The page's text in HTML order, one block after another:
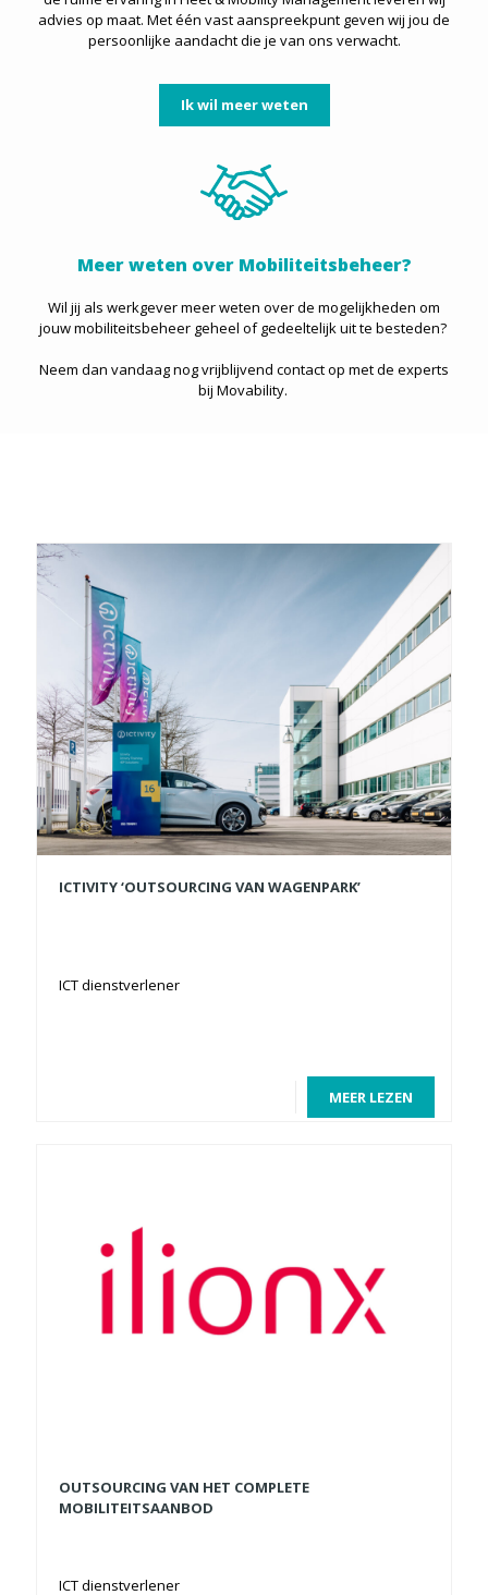
advies op maat. Met één vast aanspreekpunt geven wij jou de
persoonlijke aandacht die je van ons verwacht.
Ik wil meer weten
Meer weten over Mobiliteitsbeheer?
Wil jij als werkgever meer weten over de mogelijkheden om
jouw mobiliteitsbeheer geheel of gedeeltelijk uit te besteden?
Neem dan vandaag nog vrijblijvend contact op met de experts
bij Movability.
ICTIVITY ‘OUTSOURCING VAN WAGENPARK’
ICT dienstverlener
MEER LEZEN
OUTSOURCING VAN HET COMPLETE
MOBILITEITSAANBOD
ICT dienstverlener